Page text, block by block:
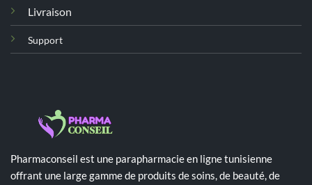
Livraison
Support
Pharmaconseil est une parapharmacie en ligne tunisienne
offrant une large gamme de produits de soins, de beauté, de